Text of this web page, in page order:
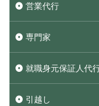
営業代行
専門家
就職身元保証人代
引越し